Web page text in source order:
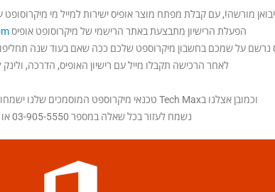
יבואן מורשה!, עם קבלת מפתח מוצר אופיס ישירות למייל מי
הפעלת הרישיון מתבצעת באתר הרישמי של מיקרוסופט אופיס
נרשם על שמכם בחשבון מיקרוספט שלכם ככה שאם בעוד שנה
לאחר הרכישה תקבלו מייל עם רישיון האופיס, הדרכה,
וכמובן אצלנו בTech Max טכנאי מיקרוספט המוסמכים שלנו ישמחו לעזור בהתקנה מרחוק בחינם!
נשמח לעזור בכל שאלה במספר 03-905-5550 או ב